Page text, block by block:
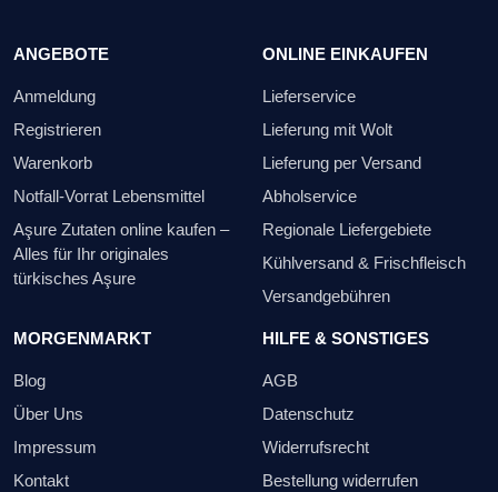
ANGEBOTE
Anmeldung
Registrieren
Warenkorb
Notfall-Vorrat Lebensmittel
Aşure Zutaten online kaufen –
Alles für Ihr originales
türkisches Aşure
ONLINE EINKAUFEN
Lieferservice
Lieferung mit Wolt
Lieferung per Versand
Abholservice
Regionale Liefergebiete
Kühlversand & Frischfleisch
Versandgebühren
MORGENMARKT
Blog
Über Uns
Impressum
Kontakt
HILFE & SONSTIGES
AGB
Datenschutz
Widerrufsrecht
Bestellung widerrufen